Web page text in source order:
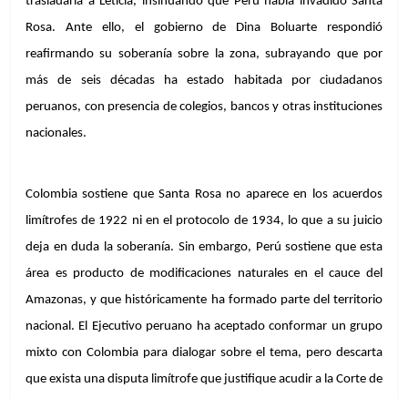
Rosa. Ante ello, el gobierno de Dina Boluarte respondió
reafirmando su soberanía sobre la zona, subrayando que por
más de seis décadas ha estado habitada por ciudadanos
peruanos, con presencia de colegios, bancos y otras instituciones
nacionales.
Colombia sostiene que Santa Rosa no aparece en los acuerdos
limítrofes de 1922 ni en el protocolo de 1934, lo que a su juicio
deja en duda la soberanía. Sin embargo, Perú sostiene que esta
área es producto de modificaciones naturales en el cauce del
Amazonas, y que históricamente ha formado parte del territorio
nacional. El Ejecutivo peruano ha aceptado conformar un grupo
mixto con Colombia para dialogar sobre el tema, pero descarta
que exista una disputa limítrofe que justifique acudir a la Corte de